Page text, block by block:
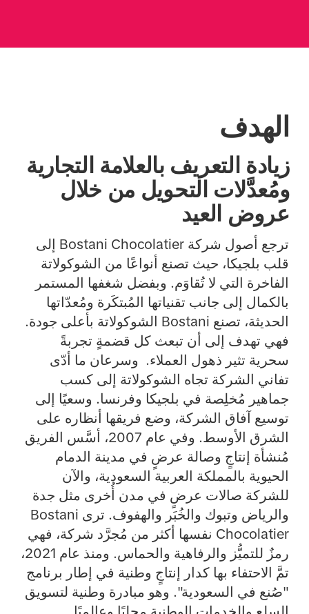
الهدف
زيادة التعريف بالعلامة التجارية
ومُعدَّلات التحويل من خلال
عروض العيد
ترجع أصول شركة Bostani Chocolatier إلى
قلب بلجيكا، حيث تصنع أنواعًا من الشوكولاتة
الفاخرة التي لا تُقاوَم. وبفضل شغفها المستمر
بالكمال إلى جانب تقنياتها المُبتكَرة ومُعدّاتها
الحديثة، تصنع Bostani الشوكولاتة بأعلى جودة.
فهي تهدف إلى أن تبعث كل قضمةٍ تجربةً
سحرية تثير ذهول العملاء. وسرعان ما أدّى
تفاني الشركة تجاه الشوكولاتة إلى كسب
جماهير مُخلِصة في بلجيكا وفرنسا. وسعيًا إلى
توسيع آفاق الشركة، وضع فريقها أنظاره على
الشرق الأوسط. وفي عام 2007، أسَّس الفريق
مُنشأة إنتاجٍ وصالة عرضٍ في مدينة الدمام
الحيوية بالمملكة العربية السعودية، والآن
للشركة صالات عرضٍ في مدن أُخرى مثل جدة
والرياض وتبوك والخُبَر والهفوف. ترى Bostani
Chocolatier نفسها أكثر من مُجرَّد شركة، فهي
رمزٌ للتميُّز والرفاهية والحماس. ومنذ عام 2021،
تمَّ الاحتفاء بها كدار إنتاجٍ وطنية في إطار برنامج
"صُنع في السعودية". وهو مبادرة وطنية لتسويق
السلع والخدمات الوطنية محليًا وعالميًا.